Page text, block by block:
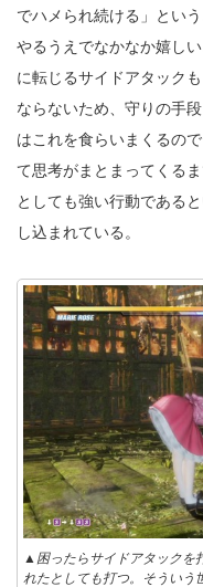
でハメられ続ける」とい
やるうえでなかなか嬉し
に転じるサイドアタック
ならないため、守りの手
はこれを食らいまくるの
て思考がまとまってくる
としても強い行動である
し込まれている。
▲困ったらサイドアタックを
れたとしても打つ。そういう